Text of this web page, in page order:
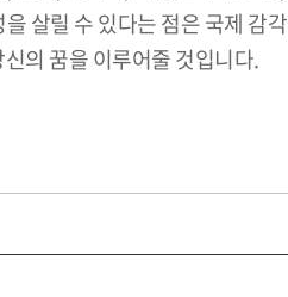
살릴 수 있다는 점은 국제 감
의 꿈을 이루어줄 것입니다.